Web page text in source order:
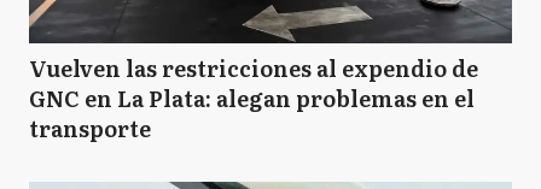
Vuelven las restricciones al expendio de
GNC en La Plata: alegan problemas en el
transporte